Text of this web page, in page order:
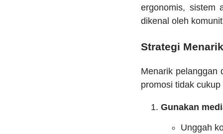
ergonomis, sistem
dikenal oleh
Strategi
Menarik pelanggan
promosi tidak
Gunakan
Unggah